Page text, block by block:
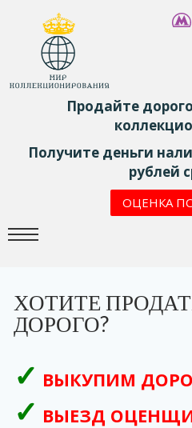
Продайте
Получите деньги
рублей
ОЦЕНКА
ХОТИТЕ
ДОРОГО?
ВЫКУПИМ
ВЫЕЗД